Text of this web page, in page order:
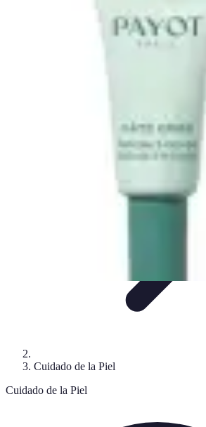
Cuidado de la pielCuidado de
Cuidado del Cabello
Cuidado de la Piel
Cuidado de la Piel